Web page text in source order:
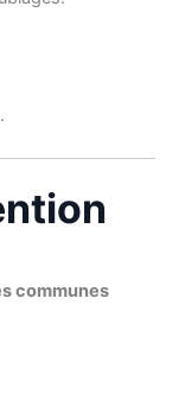
communes